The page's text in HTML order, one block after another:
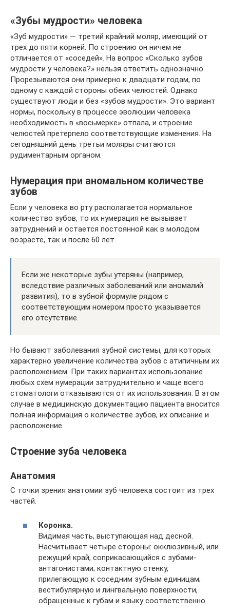
«Зубы мудрости» человека
«Зуб мудрости» — третий крайний моляр, имеющий от
трех до пяти корней. По строению он ничем не
отличается от «соседей». На вопрос «Сколько зубов
мудрости у человека?» нельзя ответить однозначно.
Прорезываются они примерно к двадцати годам, по
одному с каждой стороны обеих челюстей. Однако
существуют люди и без «зубов мудрости». Это вариант
нормы, поскольку в процессе эволюции человека
необходимость в «восьмерке» отпала, и строение
челюстей претерпело соответствующие изменения. На
сегодняшний день третьи моляры считаются
рудиментарным органом.
Нумерация при аномальном количестве
зубов
Если у человека во рту располагается нормальное
количество зубов, то их нумерация не вызывает
затруднений и остается постоянной как в молодом
возрасте, так и после 60 лет.
Если же некоторые зубы утеряны (например,
вследствие различных заболеваний или аномалий
развития), то в зубной формуле рядом с
соответствующим номером просто указывается
его отсутствие.
Но бывают заболевания зубной системы, для которых
характерно увеличение количества зубов с атипичным их
расположением. При таких вариантах использование
любых схем нумерации затруднительно и чаще всего
стоматологи отказываются от их использования. В этом
случае в медицинскую документацию пациента вносится
полная информация о количестве зубов, их описание и
расположение.
Строение зуба человека
Анатомия
С точки зрения анатомии зуб человека состоит из трех
частей.
Коронка.
Видимая часть, выступающая над десной.
Насчитывает четыре стороны: окклюзивный, или
режущий край, соприкасающийся с зубами-
антагонистами; контактную стенку,
прилегающую к соседним зубным единицам;
вестибулярную и лингвальную поверхности,
обращенные к губам и языку соответственно.